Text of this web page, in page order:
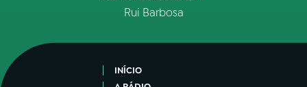
Rui Barbosa
INÍCIO